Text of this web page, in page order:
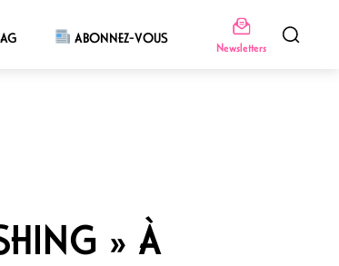
ABONNEZ-VOUS
Newsletters
» À